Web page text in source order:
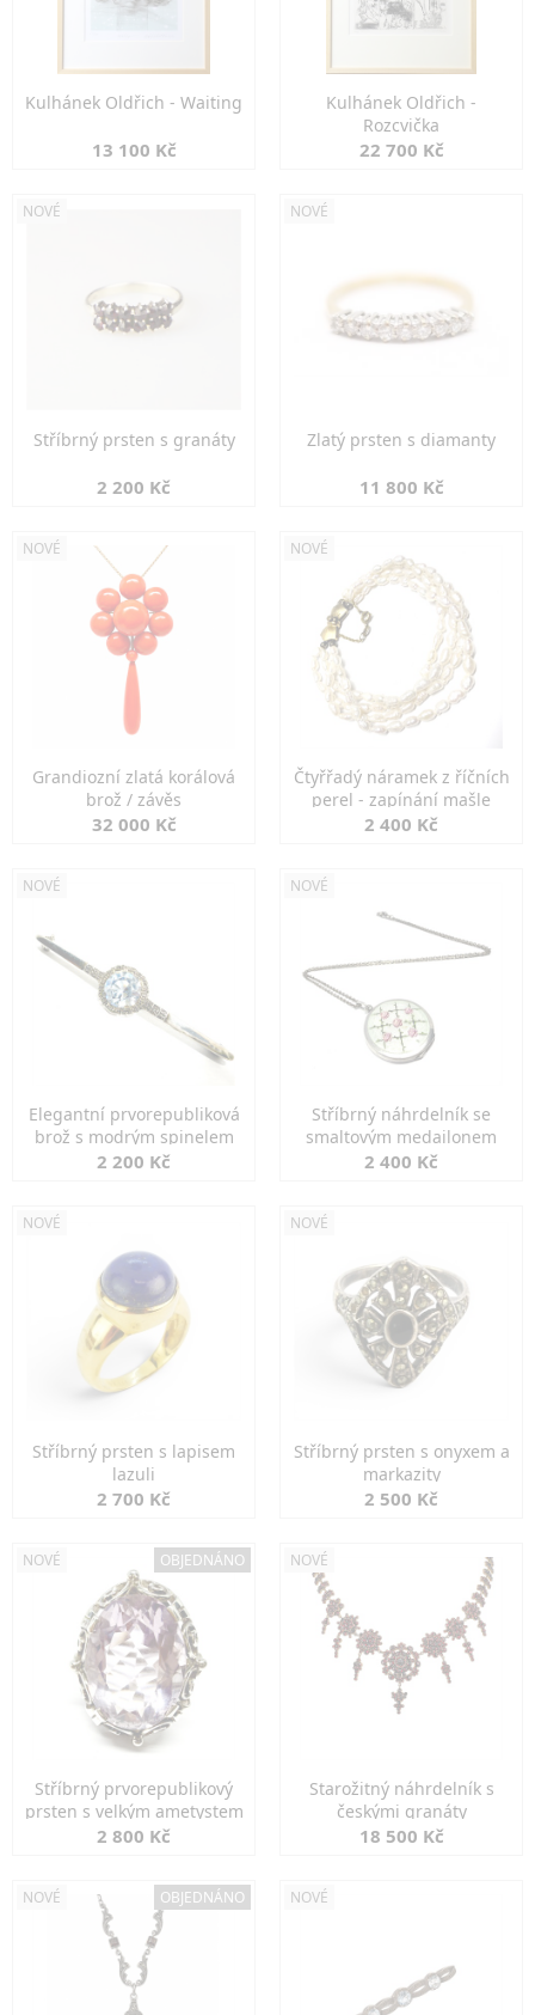
Kulhánek Oldřich - Waiting
13 100 Kč
Kulhánek Oldřich -
Rozcvička
22 700 Kč
NOVÉ
Stříbrný prsten s granáty
2 200 Kč
NOVÉ
Zlatý prsten s diamanty
11 800 Kč
NOVÉ
Grandiozní zlatá korálová
brož / závěs
32 000 Kč
NOVÉ
Čtyřřadý náramek z říčních
perel - zapínání mašle
2 400 Kč
NOVÉ
Elegantní prvorepubliková
brož s modrým spinelem
2 200 Kč
NOVÉ
Stříbrný náhrdelník se
smaltovým medailonem
2 400 Kč
NOVÉ
Stříbrný prsten s lapisem
lazuli
2 700 Kč
NOVÉ
Stříbrný prsten s onyxem a
markazity
2 500 Kč
NOVÉ OBJEDNÁNO
Stříbrný prvorepublikový
prsten s velkým ametystem
2 800 Kč
NOVÉ
Starožitný náhrdelník s
českými granáty
18 500 Kč
NOVÉ OBJEDNÁNO NOVÉ